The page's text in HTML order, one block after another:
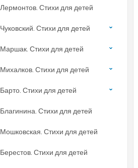
Лермонтов. Стихи для детей
Чуковский. Стихи для детей
Маршак. Стихи для детей
Михалков. Стихи для детей
Барто. Стихи для детей
Благинина. Стихи для детей
Мошковская. Стихи для детей
Берестов. Стихи для детей